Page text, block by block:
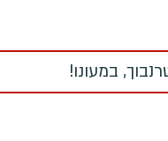
במעונו!